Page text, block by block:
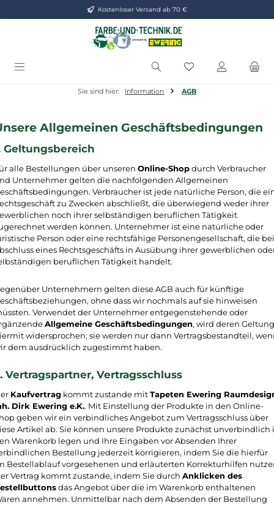
Zum Hauptinhalt springenKostenloser Versand ab 70 €
Du hast 0
Sie sind hier: Information AGB
Allgemeinen Geschäftsbedingungen
Geltungsbereich
alle Bestellungen über unseren Online-Shop durch Verbraucher
Unternehmer gelten die nachfolgenden Allgemeinen
Verbraucher ist jede natürliche Person, die
zu Zwecken abschließt, die überwiegend weder ihrer
noch ihrer selbständigen beruflichen Tätigkeit
werden können. Unternehmer ist eine natürliche oder
Person oder eine rechtsfähige Personengesellschaft, die bei
eines Rechtsgeschäfts in Ausübung ihrer gewerblichen
beruflichen Tätigkeit handelt.
Unternehmern gelten diese AGB auch für künftige
ohne dass wir nochmals auf sie hinweisen
Verwendet der Unternehmer entgegenstehende oder
Allgemeine Geschäftsbedingungen, wird deren Geltung
widersprochen; sie werden nur dann Vertragsbestandteil,
dem ausdrücklich zugestimmt haben.
Vertragspartner, Vertragsschluss
Kaufvertrag kommt zustande mit Tapeten Ewering
Dirk Ewering e.K.. Mit Einstellung der Produkte in den Online-
geben wir ein verbindliches Angebot zum Vertragsschluss über
Artikel ab. Sie können unsere Produkte zunächst unverbindlich
Warenkorb legen und Ihre Eingaben vor Absenden Ihrer
Bestellung jederzeit korrigieren, indem Sie die hierfür
Bestellablauf vorgesehenen und erläuterten Korrekturhilfen
Vertrag kommt zustande, indem Sie durch Anklicken des
das Angebot über die im Warenkorb enthaltenen
annehmen. Unmittelbar nach dem Absenden der Bestellung